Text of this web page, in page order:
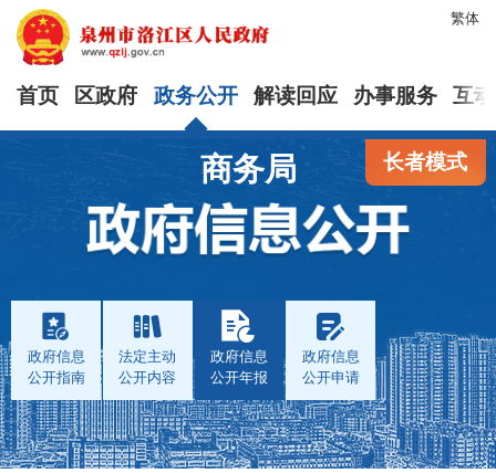
繁体
首页 区政府 政务公开 解读回应 办事服务 互
长者模式
商务局
政府信息
公开指南
法定主动
公开内容
政府信息
公开年报
政府信息
公开申请